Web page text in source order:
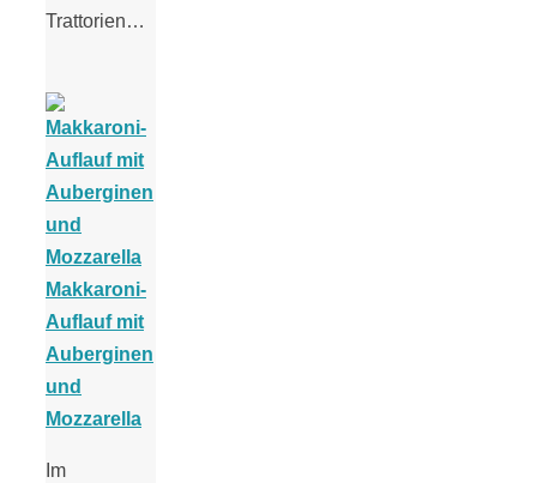
Trattorien…
Makkaroni-
Auflauf mit
Auberginen
und
Mozzarella
Im